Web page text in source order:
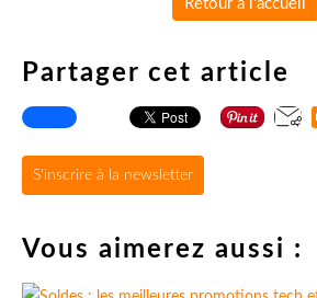
Retour à l'accueil
Partager cet article
S'inscrire à la newsletter
Vous aimerez aussi :